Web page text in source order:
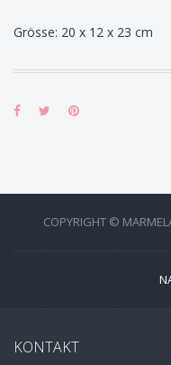
Grösse: 20 x 12 x 23 cm
COPYRIGHT ©
KONTAKT